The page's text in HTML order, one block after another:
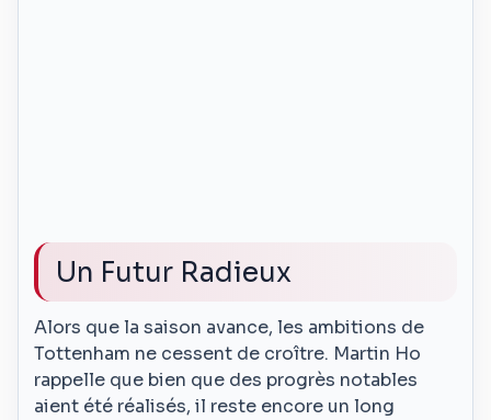
Un Futur Radieux
Alors que la saison avance, les ambitions de
Tottenham ne cessent de croître. Martin Ho
rappelle que bien que des progrès notables
aient été réalisés, il reste encore un long